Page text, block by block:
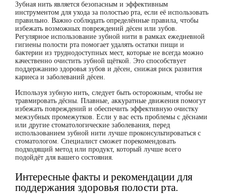
Зубная нить является безопасным и эффективным
инструментом для ухода за полостью рта, если её использовать
правильно. Важно соблюдать определённые правила, чтобы
избежать возможных повреждений дёсен или зубов.
Регулярное использование зубной нити в рамках ежедневной
гигиены полости рта помогает удалять остатки пищи и
бактерии из труднодоступных мест, которые не всегда можно
качественно очистить зубной щёткой. Это способствует
поддержанию здоровья зубов и дёсен, снижая риск развития
кариеса и заболеваний дёсен.
Используя зубную нить, следует быть осторожным, чтобы не
травмировать дёсны. Плавные, аккуратные движения помогут
избежать повреждений и обеспечить эффективную очистку
межзубных промежутков. Если у вас есть проблемы с дёснами
или другие стоматологические заболевания, перед
использованием зубной нити лучше проконсультироваться с
стоматологом. Специалист сможет порекомендовать
подходящий метод или продукт, который лучше всего
подойдёт для вашего состояния.
Интересные факты и рекомендации для
поддержания здоровья полости рта.